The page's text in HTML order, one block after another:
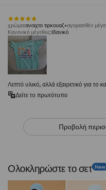
χρώμα:ανοιχτο τιρκουαζ αγορασθέν
Κανονικό μέγεθος:Ιδανικό
Λεπτό υλικό, αλλά εξαιρετικό για το
Δείτε το πρωτότυπο
Προβολή
Ολοκληρώστε το σετ New